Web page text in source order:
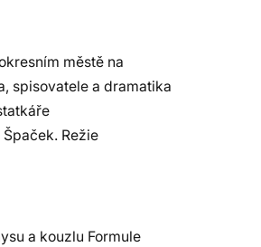
městě na
spisovatele a dramatika
Režie
a kouzlu Formule